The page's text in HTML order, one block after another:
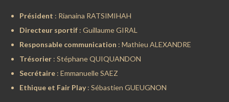
Président : Rianaina RATSIMIHAH
Directeur sportif: Guillaume GIRAL
Responsable communication : Mathieu ALEXANDRE
Trésorier : Stéphane QUIQUANDON
Secrétaire: Emmanuelle SAEZ
Ethique et Fair Play: Sébastien GUEUGNON